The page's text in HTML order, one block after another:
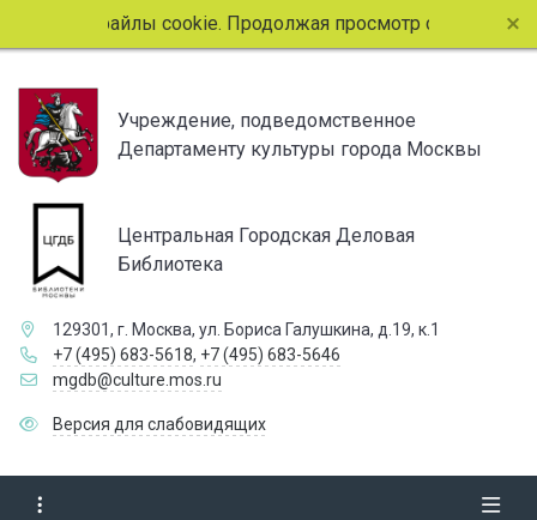
файлы cookie. Продолжая просмотр страниц
Учреждение, подведомственное
Департаменту культуры города Москвы
Центральная Городская Деловая
Библиотека
129301, г. Москва, ул. Бориса Галушкина, д.19, к.1
+7 (495) 683-5618, +7 (495) 683-5646
mgdb@culture.mos.ru
Версия для слабовидящих